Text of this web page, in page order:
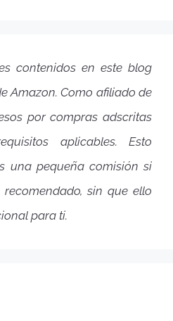
contenidos en este blog
Amazon. Como afiliado de
por compras adscritas
aplicables. Esto
una pequeña comisión si
sin que ello
para ti.